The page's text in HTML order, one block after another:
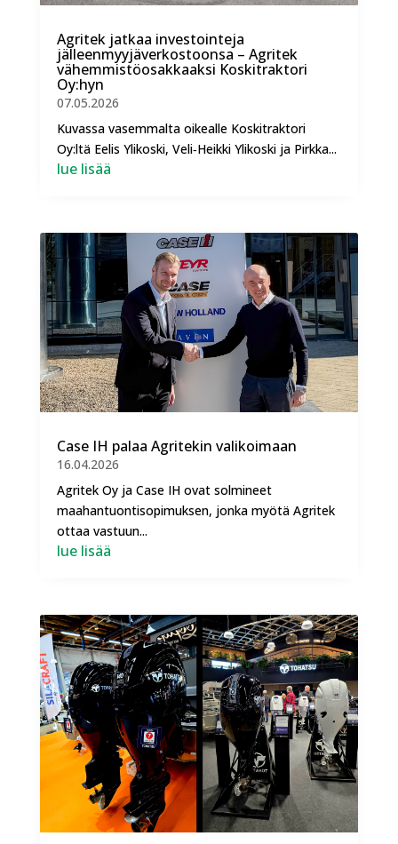
Agritek jatkaa investointeja
jälleenmyyjäverkostoonsa – Agritek
vähemmistöosakkaaksi Koskitraktori
Oy:hyn
07.05.2026
Kuvassa vasemmalta oikealle Koskitraktori
Oy:ltä Eelis Ylikoski, Veli‑Heikki Ylikoski ja Pirkka...
lue lisää
Case IH palaa Agritekin valikoimaan
16.04.2026
Agritek Oy ja Case IH ovat solmineet
maahantuontisopimuksen, jonka myötä Agritek
ottaa vastuun...
lue lisää